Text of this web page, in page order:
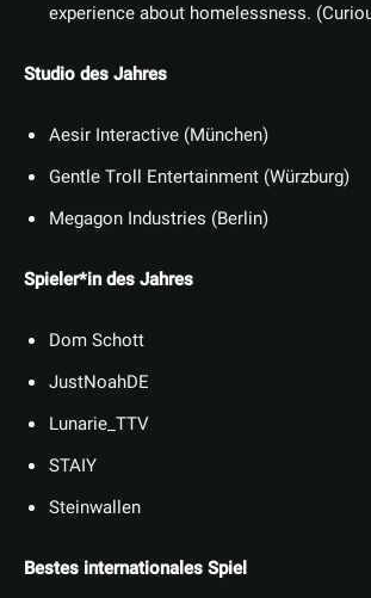
experience about homelessness.
Studio des Jahres
Aesir Interactive (München)
Gentle Troll Entertainment (Würzburg)
Megagon Industries (Berlin)
Spieler*in des Jahres
Dom Schott
JustNoahDE
Lunarie_TTV
STAIY
Steinwallen
Bestes internationales Spiel